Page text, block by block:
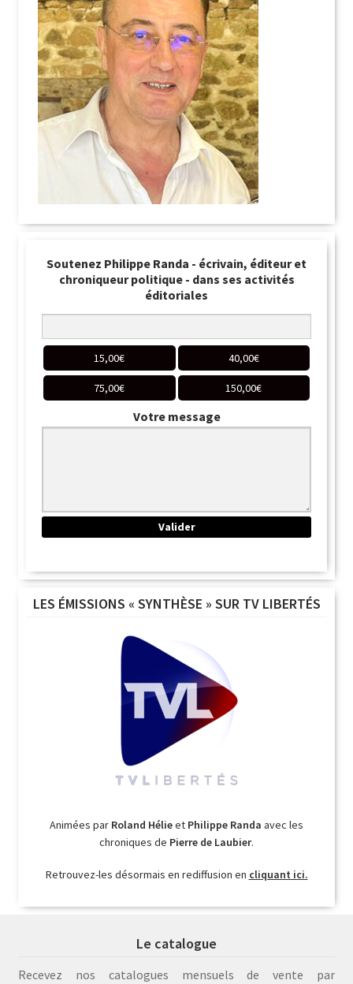
Soutenez Philippe Randa - écrivain, éditeur et
chroniqueur politique - dans ses activités
éditoriales
15,00€ 40,00€
75,00€ 150,00€
Votre message
LES ÉMISSIONS « SYNTHÈSE » SUR TV LIBERTÉS
Animées par Roland Hélieet Philippe Randa avec les
chroniques de Pierre de Laubier.
Retrouvez-les désormais en rediffusion en cliquant ici.
Le catalogue
Recevez nos catalogues mensuels de vente par